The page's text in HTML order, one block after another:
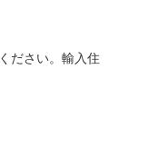
ださい。輸入住